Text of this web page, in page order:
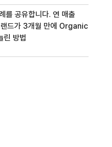
를 공유합니다. 연 매출
드가 3개월 만에 Organic
린 방법